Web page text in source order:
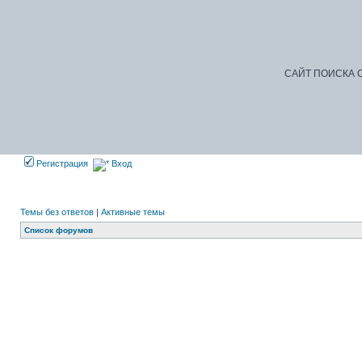
САЙТ ПОИСКА
Регистрация Вход
Темы без ответов | Активные темы
Список форумов